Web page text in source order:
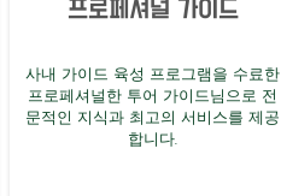
프로페셔널 가이드
사내 가이드 육성 프로그램을 수료한
프로페셔널한 투어 가이드님으로 전
문적인 지식과 최고의 서비스를 제공
합니다.